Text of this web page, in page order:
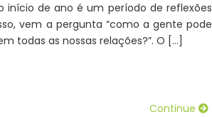
início de ano é um período de reflexões
vem a pergunta “como a gente pode
todas as nossas relações?”. O […]
Continue